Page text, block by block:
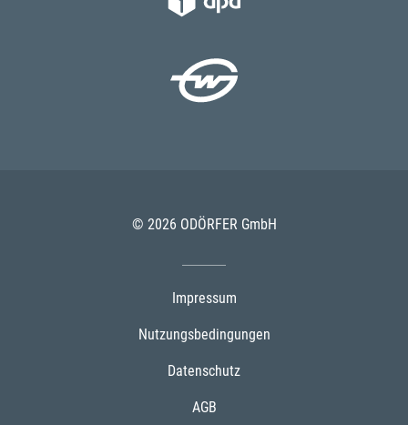
© 2026 ODÖRFER GmbH
Impressum
Nutzungsbedingungen
Datenschutz
AGB